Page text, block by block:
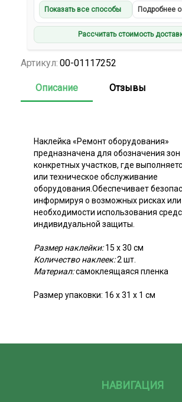
Показать все способы Подробнее
Рассчитать стоимость
Артикул: 00-01117252
Описание Отзывы
Наклейка «Ремонт оборудования»
предназначена для обозначения зон
конкретных участков, где
или техническое обслуживание
оборудования.Обеспечивает
информируя о возможных рисках или
необходимости использования
индивидуальной защиты.
Размер наклейки:15 х 30 см
Количество наклеек:2 шт.
Материал:самоклеящаяся пленка
Размер упаковки: 16 х 31 х 1 см
НАВИГАЦИЯ